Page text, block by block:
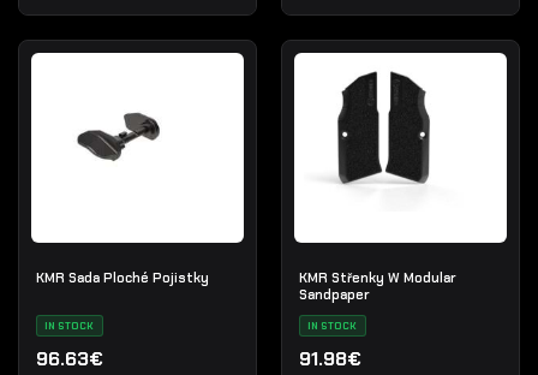
KMR Sada Ploché Pojistky
IN STOCK
96.63€
KMR Střenky W Modular
Sandpaper
IN STOCK
91.98€